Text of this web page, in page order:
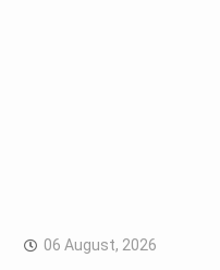
06 August, 2026